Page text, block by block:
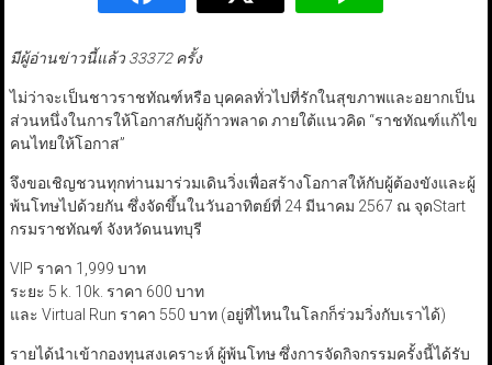
มีผู้อ่านข่าวนี้แล้ว 33372 ครั้ง
ไม่ว่าจะเป็นชาวราชทัณฑ์หรือ บุคคลทั่วไปที่รักในสุขภาพและอยากเป็น
ส่วนหนึ่งในการให้โอกาสกับผู้ก้าวพลาด ภายใต้แนวคิด “ราชทัณฑ์แก้ไข
คนไทยให้โอกาส”
จึงขอเชิญชวนทุกท่านมาร่วมเดินวิ่งเพื่อสร้างโอกาสให้กับผู้ต้องขังและผู้
พ้นโทษไปด้วยกัน ซึ่งจัดขึ้นในวันอาทิตย์ที่ 24 มีนาคม 2567 ณ จุดStart
กรมราชทัณฑ์ จังหวัดนนทบุรี
VIP ราคา 1,999 บาท
ระยะ 5 k. 10k. ราคา 600 บาท
และ Virtual Run ราคา 550 บาท (อยู่ที่ไหนในโลกก็ร่วมวิ่งกับเราได้)
รายได้นำเข้ากองทุนสงเคราะห์ ผู้พ้นโทษ ซึ่งการจัดกิจกรรมครั้งนี้ได้รับ